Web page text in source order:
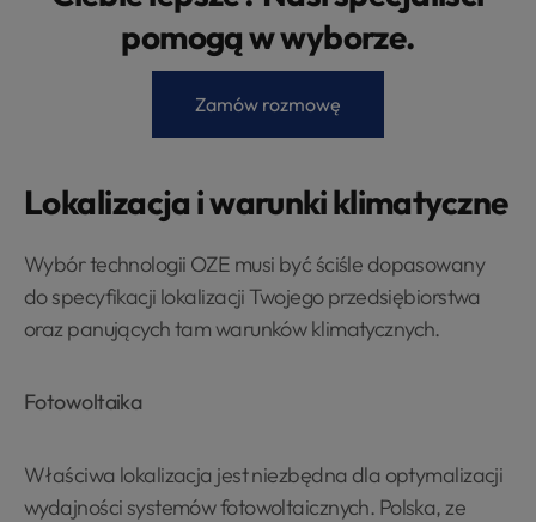
pomogą w wyborze.
Zamów rozmowę
Lokalizacja i warunki klimatyczne
Wybór technologii OZE musi być ściśle dopasowany
do specyfikacji lokalizacji Twojego przedsiębiorstwa
oraz panujących tam warunków klimatycznych.
Fotowoltaika
Właściwa lokalizacja jest niezbędna dla optymalizacji
wydajności systemów fotowoltaicznych. Polska, ze